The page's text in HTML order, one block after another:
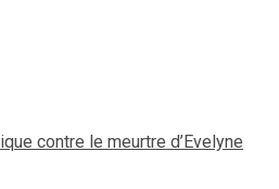
contre le meurtre d’Evelyne